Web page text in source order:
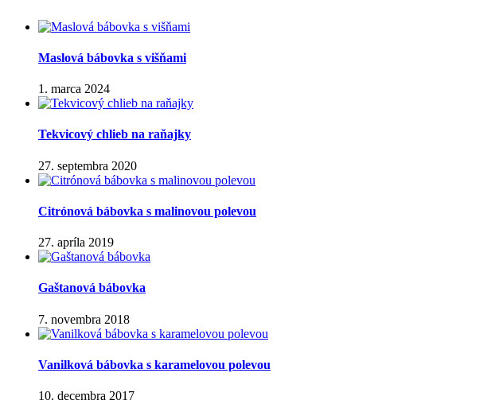
Maslová bábovka s višňami
1. marca 2024
Tekvicový chlieb na raňajky
27. septembra 2020
Citrónová bábovka s malinovou polevou
27. apríla 2019
Gaštanová bábovka
7. novembra 2018
Vanilková bábovka s karamelovou polevou
10. decembra 2017